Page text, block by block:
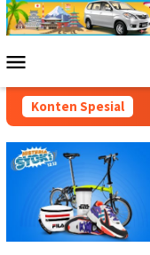
Loncat
ke
Mobile
Konten Spesial
Goes to